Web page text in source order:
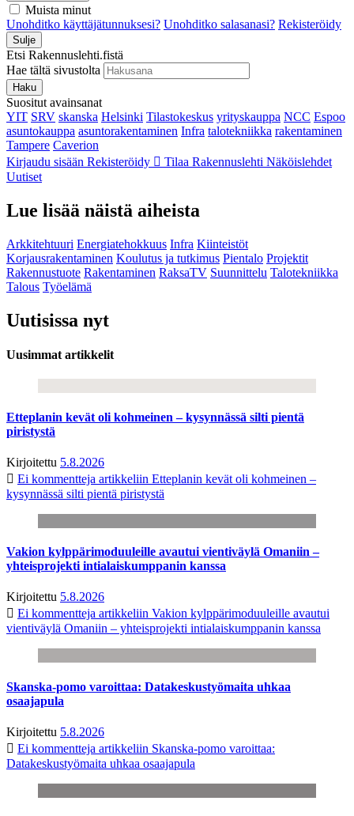
Muista minut
Unohditko käyttäjätunnuksesi? Unohditko salasanasi? Rekisteröidy
Sulje
Etsi Rakennuslehti.fistä
Hae tältä sivustolta
Haku
Suositut avainsanat
YIT SRV skanska Helsinki Tilastokeskus yrityskauppa NCC Espoo
asuntokauppa asuntorakentaminen Infra talotekniikka rakentaminen
Tampere Caverion
Kirjaudu sisään Rekisteröidy Tilaa Rakennuslehti Näköislehdet
Uutiset
Lue lisää näistä aiheista
Arkkitehtuuri Energiatehokkuus Infra Kiinteistöt
Korjausrakentaminen Koulutus ja tutkimus Pientalo Projektit
Rakennustuote Rakentaminen RaksaTV Suunnittelu Talotekniikka
Talous Työelämä
Uutisissa nyt
Uusimmat artikkelit
Etteplanin kevät oli kohmeinen – kysynnässä silti pientä
piristystä
Kirjoitettu 5.8.2026
Ei kommentteja artikkeliin Etteplanin kevät oli kohmeinen –
kysynnässä silti pientä piristystä
Vakion kylppärimoduuleille avautui vientiväylä Omaniin –
yhteisprojekti intialaiskumppanin kanssa
Kirjoitettu 5.8.2026
Ei kommentteja artikkeliin Vakion kylppärimoduuleille avautui
vientiväylä Omaniin – yhteisprojekti intialaiskumppanin kanssa
Skanska-pomo varoittaa: Datakeskustyömaita uhkaa
osaajapula
Kirjoitettu 5.8.2026
Ei kommentteja artikkeliin Skanska-pomo varoittaa:
Datakeskustyömaita uhkaa osaajapula